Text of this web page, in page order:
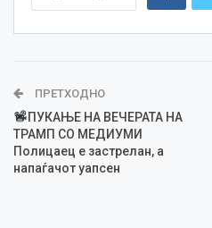
ПРЕТХОДНО
ПУКАЊЕ НА ВЕЧЕРАТА НА
ТРАМП СО МЕДИУМИ
Полицаец е застрелан, а
напаѓачот уапсен